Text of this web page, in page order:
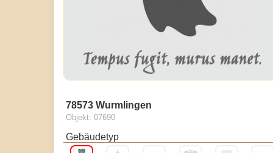
78573 Wurmlingen
Objekt: 07690
Gebäudetyp